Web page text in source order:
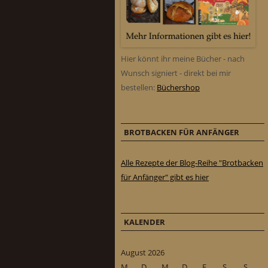
Hier könnt ihr meine Bücher - nach
Wunsch signiert - direkt bei mir
bestellen: Büchershop
BROTBACKEN FÜR ANFÄNGER
Alle Rezepte der Blog-Reihe "Brotbacken
für Anfänger" gibt es hier
KALENDER
August 2026